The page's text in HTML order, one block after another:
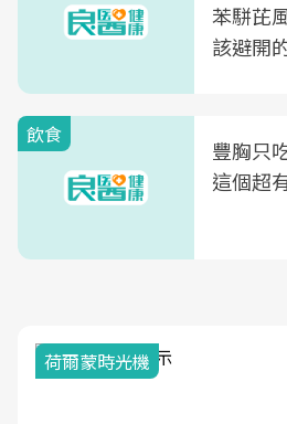
苯駢芘
該避開
飲食
豐胸只
這個超
荷爾蒙時光機